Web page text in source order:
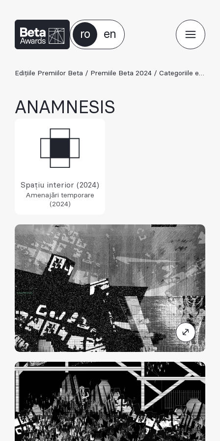
ro en
Edițiile Premiilor Beta / Premiile Beta 2024 / Categoriile ediției 2024
ANAMNESIS
Spațiu interior (2024)
Amenajări temporare
(2024)